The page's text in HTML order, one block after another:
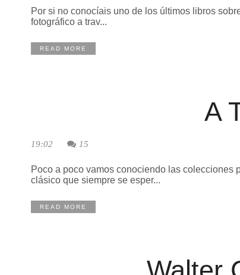
Por si no conocíais uno de los últimos libros
fotográfico a trav...
READ MORE
A
19:02 15
Poco a poco vamos conociendo las colecciones
clásico que siempre se esper...
READ MORE